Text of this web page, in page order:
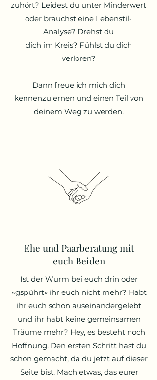
zuhört? Leidest du unter Minderwert
oder brauchst eine Lebenstil-
Analyse? Drehst du
dich im Kreis? Fühlst du dich
verloren?
Dann freue ich mich dich
kennenzulernen und einen Teil von
deinem Weg zu werden.
Ehe und Paarberatung mit
euch Beiden
Ist der Wurm bei euch drin oder
«gspührt» ihr euch nicht mehr? Habt
ihr euch schon auseinandergelebt
und ihr habt keine gemeinsamen
Träume mehr? Hey, es besteht noch
Hoffnung. Den ersten Schritt hast du
schon gemacht, da du jetzt auf dieser
Seite bist. Mach etwas, das eurer